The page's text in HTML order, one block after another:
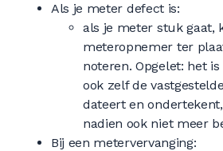
Als je meter defect is:
als je meter stuk gaat,
meteropnemer ter
noteren. Opgelet: het
ook zelf de
dateert en
nadien ook niet meer
Bij een metervervanging: